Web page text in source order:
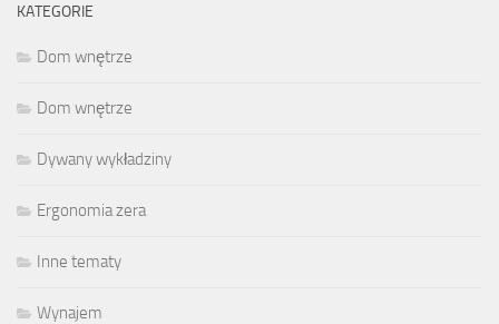
KATEGORIE
Dom wnętrze
Dom wnętrze
Dywany wykładziny
Ergonomia zera
Inne tematy
Wynajem